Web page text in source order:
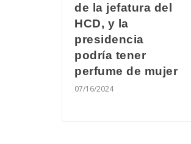
de la jefatura del
HCD, y la
presidencia
podría tener
perfume de mujer
07/16/2024